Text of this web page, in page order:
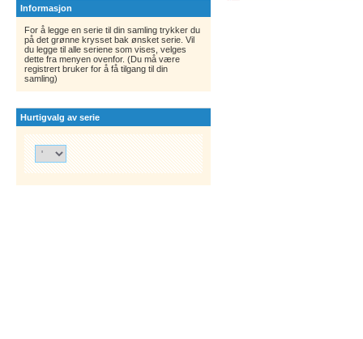
Informasjon
For å legge en serie til din samling trykker du
på det grønne krysset bak ønsket serie. Vil
du legge til alle seriene som vises, velges
dette fra menyen ovenfor. (Du må være
registrert bruker for å få tilgang til din
samling)
Hurtigvalg av serie